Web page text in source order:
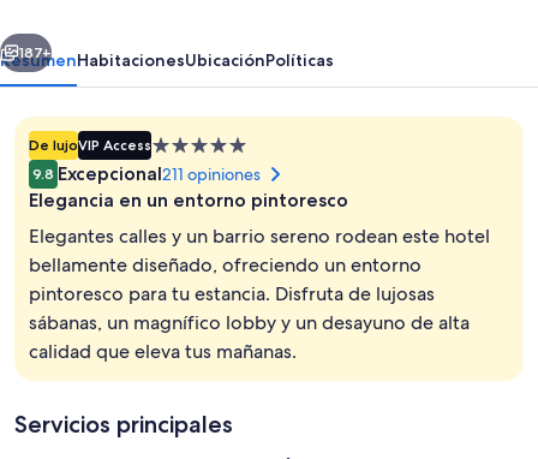
Melia
Collection
Alimentos y bebidas
Siguiente
187+
ResumenHabitacionesUbicaciónPolíticas
De lujoVIP AccessPropiedad
de
5.0
9.8 Excepcional211 opiniones
Elegancia en un entorno pintoresco
Elegantes calles y un barrio sereno rodean este hotel
bellamente diseñado, ofreciendo un entorno
pintoresco para tu estancia. Disfruta de lujosas
sábanas, un magnífico lobby y un desayuno de alta
calidad que eleva tus mañanas.
Servicios principales